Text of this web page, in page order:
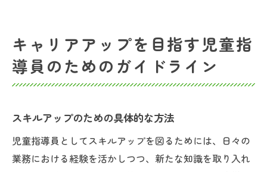
キャリアアップを目指す児童指
導員のためのガイドライン
スキルアップのための具体的な方法
児童指導員としてスキルアップを図るためには、日々の
業務における経験を活かしつつ、新たな知識を取り入れ